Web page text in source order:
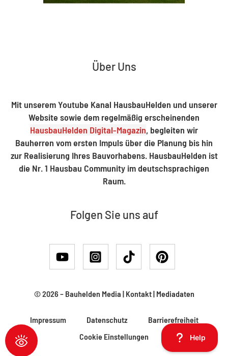
Über Uns
Mit unserem Youtube Kanal HausbauHelden und unserer
Website sowie dem regelmäßig erscheinenden
HausbauHelden Digital-Magazin, begleiten wir
Bauherren vom ersten Impuls über die Planung bis hin
zur Realisierung Ihres Bauvorhabens. HausbauHelden ist
die Nr. 1 Hausbau Community im deutschsprachigen
Raum.
Folgen Sie uns auf
© 2026 – Bauhelden Media | Kontakt| Mediadaten
Impressum Datenschutz
Barrierefreiheit
Cookie Einstellungen